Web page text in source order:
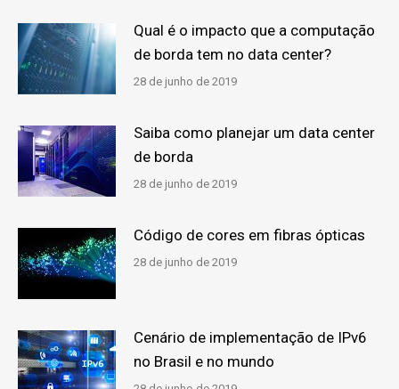
Qual é o impacto que a computação
de borda tem no data center?
28 de junho de 2019
Saiba como planejar um data center
de borda
28 de junho de 2019
Código de cores em fibras ópticas
28 de junho de 2019
Cenário de implementação de IPv6
no Brasil e no mundo